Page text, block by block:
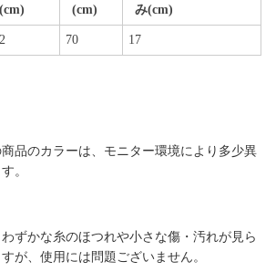
(cm)
(cm)
み(cm)
70 17
品のカラーは、モニター環境により多少異
。
ずかな糸のほつれや小さな傷・汚れが見ら
が、使用には問題ございません。